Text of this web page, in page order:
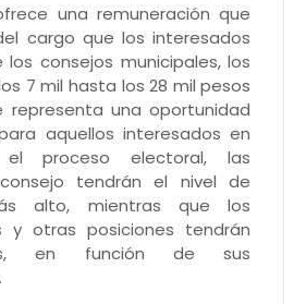
una remuneración que
cargo que los interesados
consejos municipales, los
7 mil hasta los 28 mil pesos
representa una oportunidad
aquellos interesados en
el proceso electoral, las
tendrán el nivel de
alto, mientras que los
y otras posiciones tendrán
en función de sus